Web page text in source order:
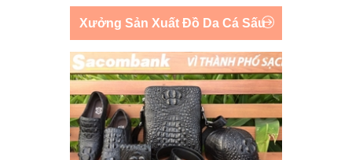
Xưởng Sản Xuất Đồ Da Cá Sấu